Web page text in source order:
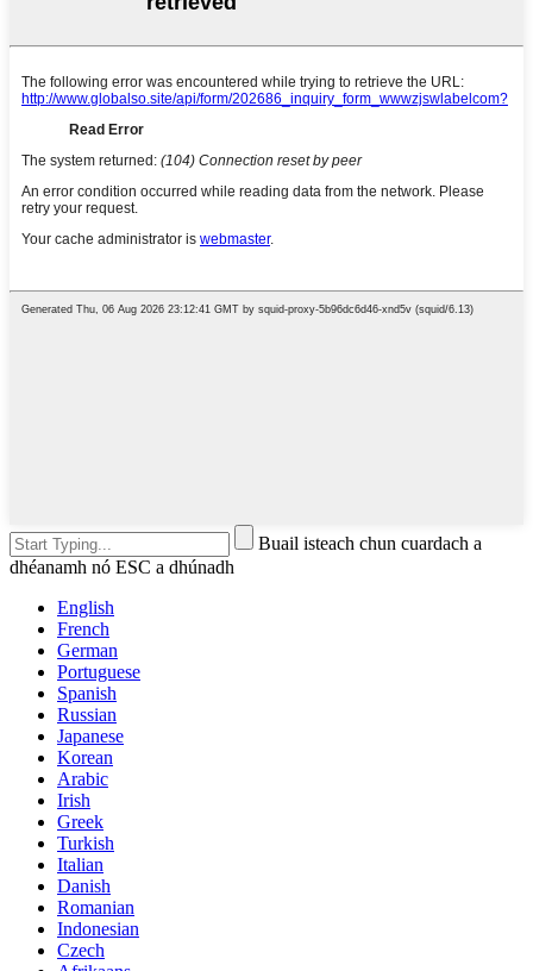
Buail isteach chun cuardach a
dhéanamh nó ESC a dhúnadh
English
French
German
Portuguese
Spanish
Russian
Japanese
Korean
Arabic
Irish
Greek
Turkish
Italian
Danish
Romanian
Indonesian
Czech